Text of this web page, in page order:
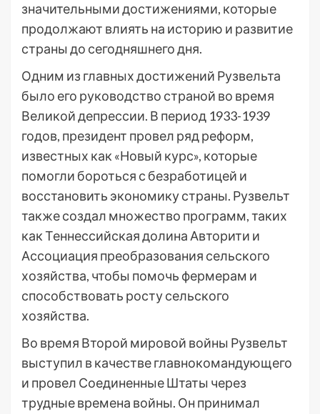
значительными достижениями, которые
продолжают влиять на историю и развитие
страны до сегодняшнего дня.
Одним из главных достижений Рузвельта
было его руководство страной во время
Великой депрессии. В период 1933-1939
годов, президент провел ряд реформ,
известных как «Новый курс», которые
помогли бороться с безработицей и
восстановить экономику страны. Рузвельт
также создал множество программ, таких
как Теннессийская долина Авторити и
Ассоциация преобразования сельского
хозяйства, чтобы помочь фермерам и
способствовать росту сельского
хозяйства.
Во время Второй мировой войны Рузвельт
выступил в качестве главнокомандующего
и провел Соединенные Штаты через
трудные времена войны. Он принимал